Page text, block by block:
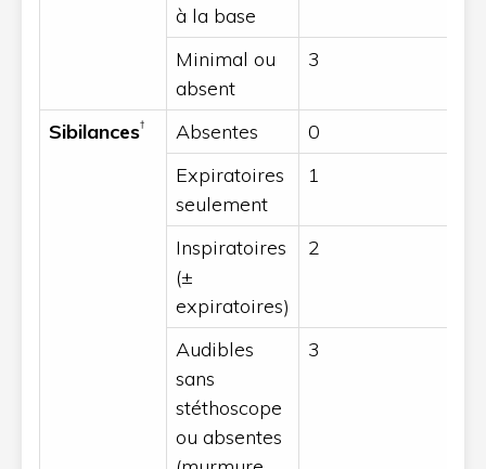
à la base
Minimal ou
absent
3
Sibilances† Absentes
0
Expiratoires
seulement
1
Inspiratoires
(±
expiratoires)
2
Audibles
sans
stéthoscope
ou absentes
3